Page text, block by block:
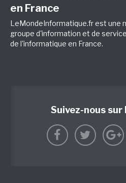
en France
LeMondeInformatique.fr est une
groupe d'information et de
de l'informatique en France.
Suivez-nous sur